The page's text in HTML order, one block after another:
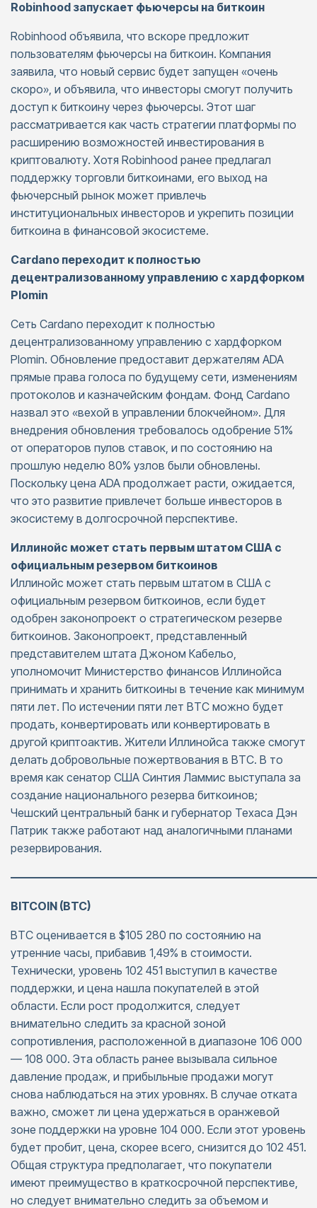
Robinhood запускает фьючерсы на биткоин
Robinhood объявила, что вскоре предложит
пользователям фьючерсы на биткоин. Компания
заявила, что новый сервис будет запущен «очень
скоро», и объявила, что инвесторы смогут получить
доступ к биткоину через фьючерсы. Этот шаг
рассматривается как часть стратегии платформы по
расширению возможностей инвестирования в
криптовалюту. Хотя Robinhood ранее предлагал
поддержку торговли биткоинами, его выход на
фьючерсный рынок может привлечь
институциональных инвесторов и укрепить позиции
биткоина в финансовой экосистеме.
Cardano переходит к полностью
децентрализованному управлению с хардфорком
Plomin
Сеть Cardano переходит к полностью
децентрализованному управлению с хардфорком
Plomin. Обновление предоставит держателям ADA
прямые права голоса по будущему сети, изменениям
протоколов и казначейским фондам. Фонд Cardano
назвал это «вехой в управлении блокчейном». Для
внедрения обновления требовалось одобрение 51%
от операторов пулов ставок, и по состоянию на
прошлую неделю 80% узлов были обновлены.
Поскольку цена ADA продолжает расти, ожидается,
что это развитие привлечет больше инвесторов в
экосистему в долгосрочной перспективе.
Иллинойс может стать первым штатом США с
официальным резервом биткоинов
Иллинойс может стать первым штатом в США с
официальным резервом биткоинов, если будет
одобрен законопроект о стратегическом резерве
биткоинов. Законопроект, представленный
представителем штата Джоном Кабельо,
уполномочит Министерство финансов Иллинойса
принимать и хранить биткоины в течение как минимум
пяти лет. По истечении пяти лет BTC можно будет
продать, конвертировать или конвертировать в
другой криптоактив. Жители Иллинойса также смогут
делать добровольные пожертвования в BTC. В то
время как сенатор США Синтия Ламмис выступала за
создание национального резерва биткоинов;
Чешский центральный банк и губернатор Техаса Дэн
Патрик также работают над аналогичными планами
резервирования.
BITCOIN (BTC)
BTC оценивается в $105 280 по состоянию на
утренние часы, прибавив 1,49% в стоимости.
Технически, уровень 102 451 выступил в качестве
поддержки, и цена нашла покупателей в этой
области. Если рост продолжится, следует
внимательно следить за красной зоной
сопротивления, расположенной в диапазоне 106 000
— 108 000. Эта область ранее вызывала сильное
давление продаж, и прибыльные продажи могут
снова наблюдаться на этих уровнях. В случае отката
важно, сможет ли цена удержаться в оранжевой
зоне поддержки на уровне 104 000. Если этот уровень
будет пробит, цена, скорее всего, снизится до 102 451.
Общая структура предполагает, что покупатели
имеют преимущество в краткосрочной перспективе,
но следует внимательно следить за объемом и